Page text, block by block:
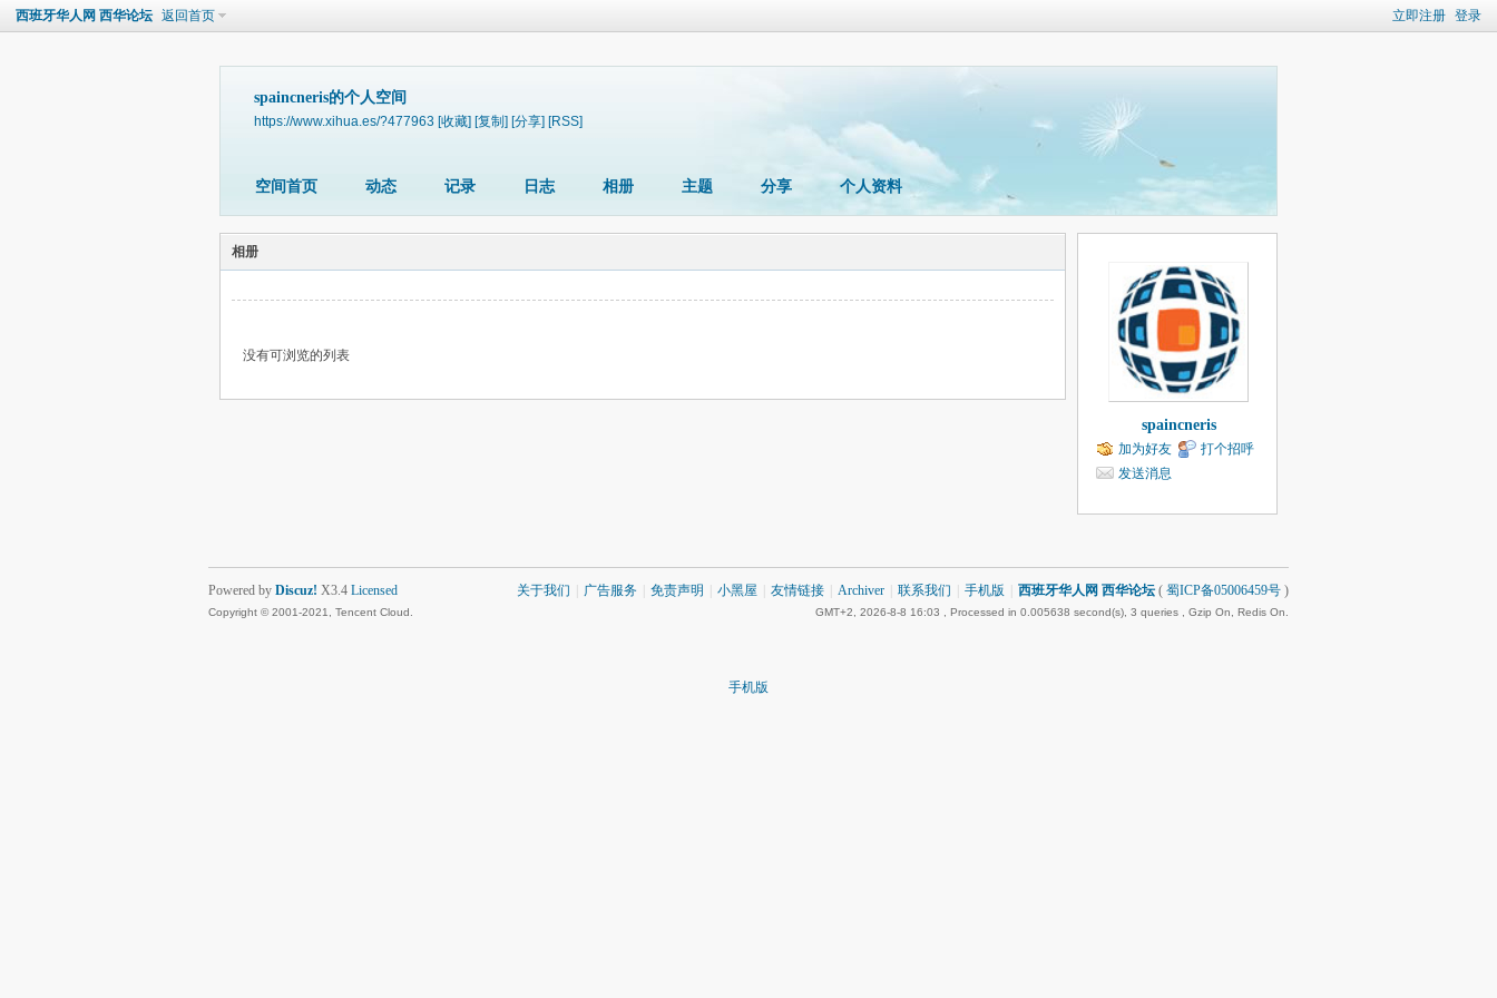
立即注册 登录
西班牙华人网 西华论坛 返回首页
spaincneris的个人空间
https://www.xihua.es/?477963 [收藏] [复制] [分享] [RSS]
空间首页 动态 记录 日志 相册 主题 分享 个人资料
相册
没有可浏览的列表
spaincneris
加为好友
打个招呼
发送消息
关于我们 广告服务 免责声明 小黑屋 友情链接 Archiver 联系我们 手机版 西班牙华人网 西华论坛 ( 蜀ICP备05006459号 )
GMT+2, 2026-8-8 16:03 , Processed in 0.005638 second(s), 3 queries , Gzip On, Redis On.
Powered by Discuz! X3.4 Licensed
Copyright © 2001-2021, Tencent Cloud.
手机版